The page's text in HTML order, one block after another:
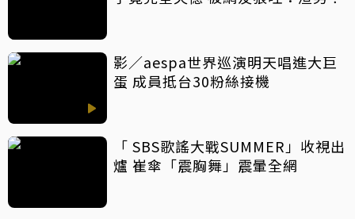
影／aespa世界巡演明天唱進大巨
蛋 成員抵台30粉絲接機
「 SBS歌謠大戰SUMMER」收視出
爐 崔傘「震胸舞」震暈全網